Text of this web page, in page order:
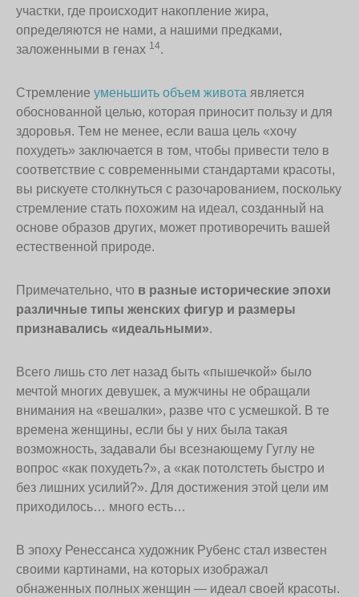
участки, где происходит накопление жира,
определяются не нами, а нашими предками,
заложенными в генах 14.
Стремление уменьшить объем живота является
обоснованной целью, которая приносит пользу и для
здоровья. Тем не менее, если ваша цель «хочу
похудеть» заключается в том, чтобы привести тело в
соответствие с современными стандартами красоты,
вы рискуете столкнуться с разочарованием, поскольку
стремление стать похожим на идеал, созданный на
основе образов других, может противоречить вашей
естественной природе.
Примечательно, что в разные исторические эпохи
различные типы женских фигур и размеры
признавались «идеальными».
Всего лишь сто лет назад быть «пышечкой» было
мечтой многих девушек, а мужчины не обращали
внимания на «вешалки», разве что с усмешкой. В те
времена женщины, если бы у них была такая
возможность, задавали бы всезнающему Гуглу не
вопрос «как похудеть?», а «как потолстеть быстро и
без лишних усилий?». Для достижения этой цели им
приходилось… много есть…
В эпоху Ренессанса художник Рубенс стал известен
своими картинами, на которых изображал
обнаженных полных женщин — идеал своей красоты.